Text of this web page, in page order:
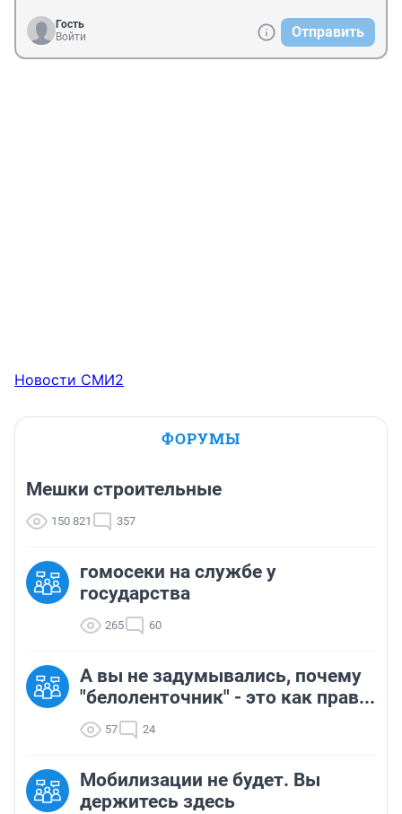
Гость
Войти
Отправить
Новости СМИ2
ФОРУМЫ
Мешки строительные
150 821 357
гомосеки на службе у
государства
265 60
А вы не задумывались, почему
"белоленточник" - это как прав...
57 24
Мобилизации не будет. Вы
держитесь здесь